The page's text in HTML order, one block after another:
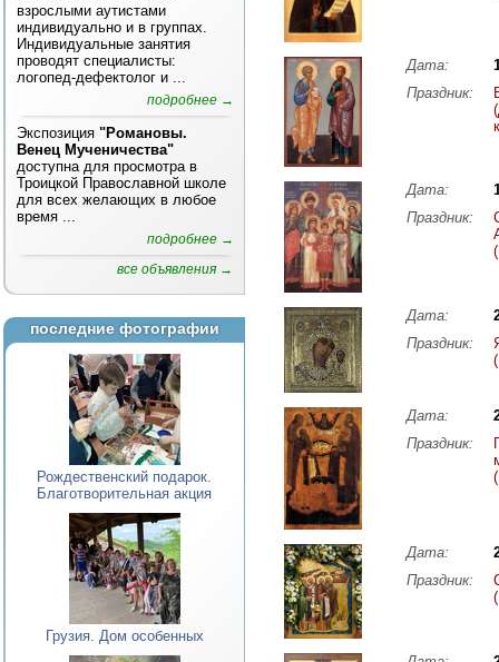
взрослыми аутистами
индивидуально и в группах.
Индивидуальные занятия
проводят специалисты:
логопед-дефектолог и ...
подробнее →
Экспозиция "Романовы.
Венец Мученичества"
доступна для просмотра в
Троицкой Православной школе
для всех желающих в любое
время ...
подробнее →
все объявления →
последние фотографии
Рождественский подарок.
Благотворительная акция
Грузия. Дом особенных
Дата:
Праздник:
Дата:
Праздник:
Дата:
Праздник:
Дата:
Праздник:
Дата:
Праздник: